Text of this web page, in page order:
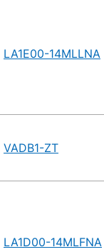
LA1E00-14MLLNA
VADB1-ZT
LA1D00-14MLFNA